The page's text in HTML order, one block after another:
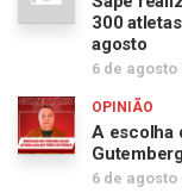
300
agosto
6 de agosto
OPINIÃO
A escolha
6 de agosto